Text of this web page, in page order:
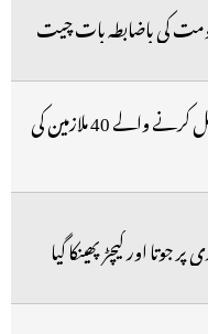
کی باضابطہ بات چیت
ایک آدھار سے دو تنخواہیں حاصل کرنے والے 40 ملازمین کی
جوتا اور کیچڑ پھینکا گیا